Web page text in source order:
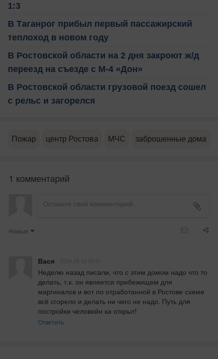
1:3
В Таганрог прибыл первый пассажирский
теплоход в новом году
В Ростовской области на 2 дня закроют ж/д
переезд на съезде с М-4 «Дон»
В Ростовской области грузовой поезд сошел
с рельс и загорелся
Пожар центр Ростова МЧС заброшенные дома
1 комментарий
Новые
Вася
Неделю назад писали, что с этим домом надо что то
делать, т.к. он является прибежищем для
маргиналов и вот по отработанной в Ростове схеме
всё сгорело и делать ни чего не надо. Путь для
постройки человейн ка открыт!
Ответить